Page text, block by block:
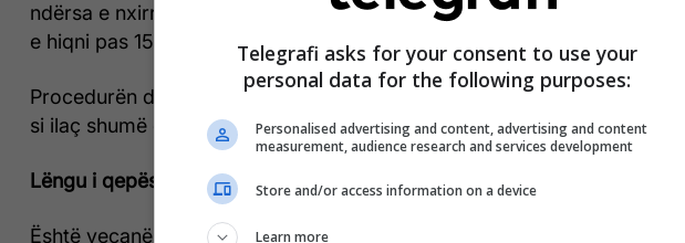
ndërsa e nxirrni tjetrën dhe e vendosni në vendin e djegur. Edhe atë
e hiqni pas 15 minutave.
Procedurën duhet ta përsëritni gjatë një ore. Qumështi konsiderohet
si ilaç shumë efikas shtëpiak kundër djegieve, transmeton Telegrafi.
Lëngu i qepës
Është veçanërisht i popullarizuar në mesin e kuzhinierëve
Telegrafi asks for your consent to use your
personal data for the following purposes:
Personalised advertising and content, advertising and content
measurement, audience research and services development
Store and/or access information on a device
Learn more